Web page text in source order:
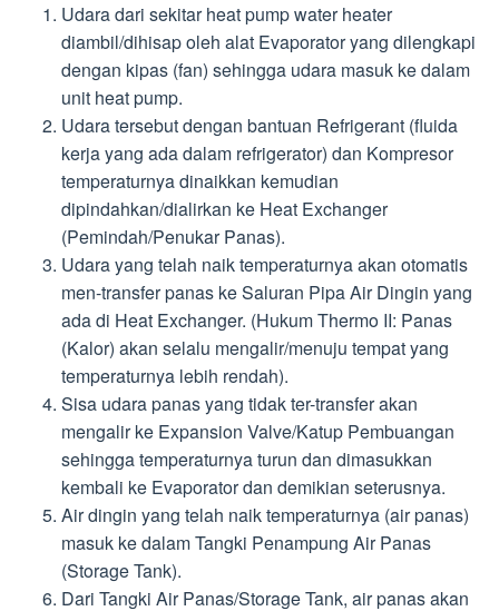
Udara dari sekitar heat pump water heater
diambil/dihisap oleh alat Evaporator yang dilengkapi
dengan kipas (fan) sehingga udara masuk ke dalam
unit heat pump.
Udara tersebut dengan bantuan Refrigerant (fluida
kerja yang ada dalam refrigerator) dan Kompresor
temperaturnya dinaikkan kemudian
dipindahkan/dialirkan ke Heat Exchanger
(Pemindah/Penukar Panas).
Udara yang telah naik temperaturnya akan otomatis
men-transfer panas ke Saluran Pipa Air Dingin yang
ada di Heat Exchanger. (Hukum Thermo II: Panas
(Kalor) akan selalu mengalir/menuju tempat yang
temperaturnya lebih rendah).
Sisa udara panas yang tidak ter-transfer akan
mengalir ke Expansion Valve/Katup Pembuangan
sehingga temperaturnya turun dan dimasukkan
kembali ke Evaporator dan demikian seterusnya.
Air dingin yang telah naik temperaturnya (air panas)
masuk ke dalam Tangki Penampung Air Panas
(Storage Tank).
Dari Tangki Air Panas/Storage Tank, air panas akan